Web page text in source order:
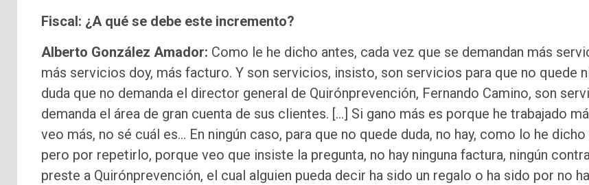
Fiscal: ¿A qué se debe este incremento?
Alberto González Amador: Como le he dicho antes, cada vez que se demandan más
más servicios doy, más facturo. Y son servicios, insisto, son servicios para que no quede
duda que no demanda el director general de Quirónprevención, Fernando Camino, son
demanda el área de gran cuenta de sus clientes. […] Si gano más es porque he trabajado
veo más, no sé cuál es… En ningún caso, para que no quede duda, no hay, como lo he dicho
pero por repetirlo, porque veo que insiste la pregunta, no hay ninguna factura, ningún
preste a Quirónprevención, el cual alguien pueda decir ha sido un regalo o ha sido por no